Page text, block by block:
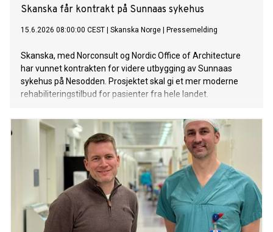
Skanska får kontrakt på Sunnaas sykehus
15.6.2026 08:00:00 CEST Skanska Norge Pressemelding
Skanska, med Norconsult og Nordic Office of Architecture
har vunnet kontrakten for videre utbygging av Sunnaas
sykehus på Nesodden. Prosjektet skal gi et mer moderne
rehabiliteringstilbud for pasienter fra hele landet.